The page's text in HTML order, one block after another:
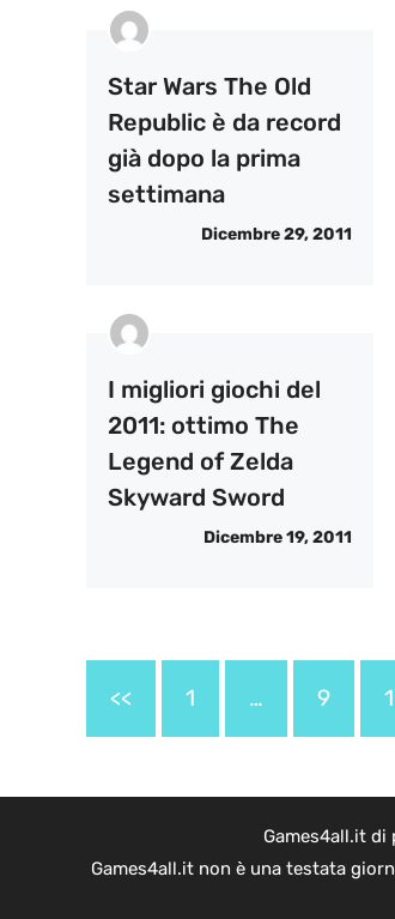
Star Wars The Old
Republic è da record
già dopo la prima
settimana
Dicembre 29, 2011
I migliori giochi del
2011: ottimo The
Legend of Zelda
Skyward Sword
Dicembre 19, 2011
<< 1 … 9
Games4all.it di
Games4all.it non è una testata